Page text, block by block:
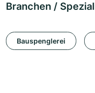
Branchen /
Bauspenglerei